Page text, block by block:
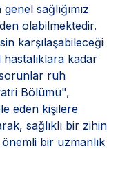
sağlığımız
olabilmektedir.
karşılaşabileceği
kadar
ruh
Bölümü",
eden kişilere
sağlıklı bir zihin
bir uzmanlık